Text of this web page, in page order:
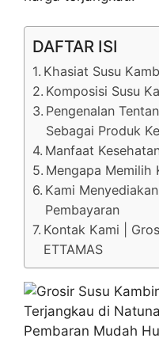
DAFTAR ISI
Khasiat Susu
Komposisi Susu
Pengenalan
Sebagai Produk
Manfaat
Mengapa Memilih
Kami
Pembayaran
Kontak Kami |
ETTAMAS